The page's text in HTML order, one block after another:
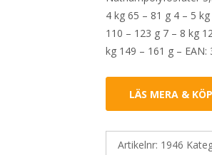
4 kg 65 – 81 g 4 – 5
110 – 123 g 7 – 8 kg
kg 149 – 161 g – EAN:
LÄS MERA & KÖP
Artikelnr: 1946